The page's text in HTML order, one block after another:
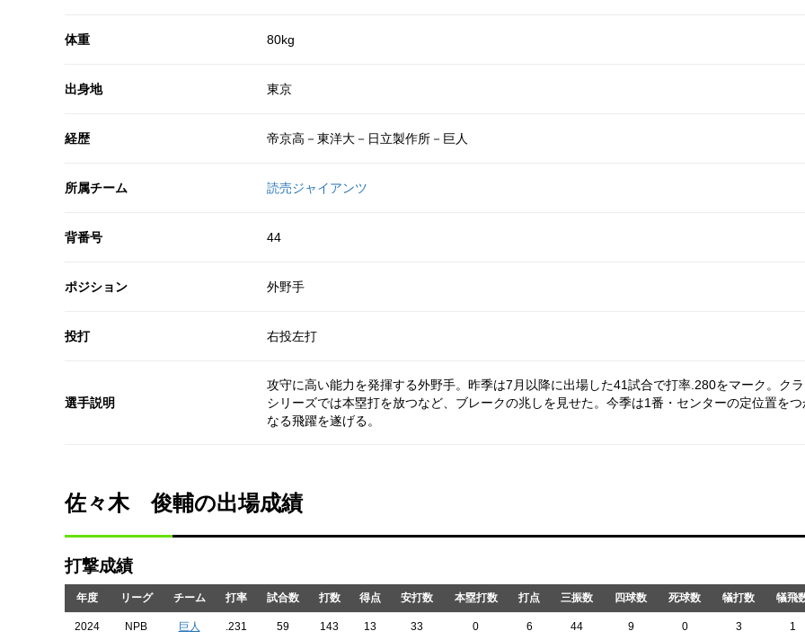
体重 80kg
出身地 東京
経歴 帝京高－東洋大－日立製作所－巨人
所属チーム 読売ジャイアンツ
背番号 44
ポジション 外野手
投打 右投左打
選手説明
攻守に高い能力を発揮する外野手。昨季は7月以降に出場した41試合で打率.280をマーク。ク
シリーズでは本塁打を放つなど、ブレークの兆しを見せた。今季は1番・センターの定位置をつ
なる飛躍を遂げる。
佐々木 俊輔の出場成績
打撃成績
年度 リーグ チーム 打率 試合数 打数 得点 安打数 本塁打数 打点 三振数 四球数 死球数 犠打数 犠飛
2024 NPB 巨人 .231 59 143 13 33 0 6 44 9 0 3 1